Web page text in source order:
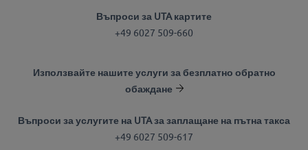
Въпроси за UTA картите
+49 6027 509-660
Използвайте нашите услуги за безплатно обратно
обаждане
Въпроси за услугите на UTA за заплащане на пътна такса
+49 6027 509-617